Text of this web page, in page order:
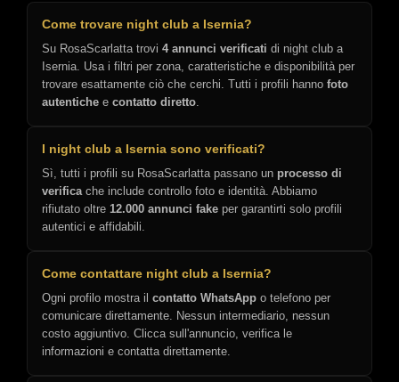
Come trovare night club a Isernia?
Su RosaScarlatta trovi 4 annunci verificati di night club a
Isernia. Usa i filtri per zona, caratteristiche e disponibilità per
trovare esattamente ciò che cerchi. Tutti i profili hanno foto
autentiche e contatto diretto
I night club a Isernia sono verificati?
Sì, tutti i profili su RosaScarlatta passano un processo di
verifica che include controllo foto e identità. Abbiamo
rifiutato oltre 12.000 annunci fake per garantirti solo profili
autentici e affidabili.
Come contattare night club a Isernia?
Ogni profilo mostra il contatto WhatsApp o telefono per
comunicare direttamente. Nessun intermediario, nessun
costo aggiuntivo. Clicca sull'annuncio, verifica le
informazioni e contatta direttamente.